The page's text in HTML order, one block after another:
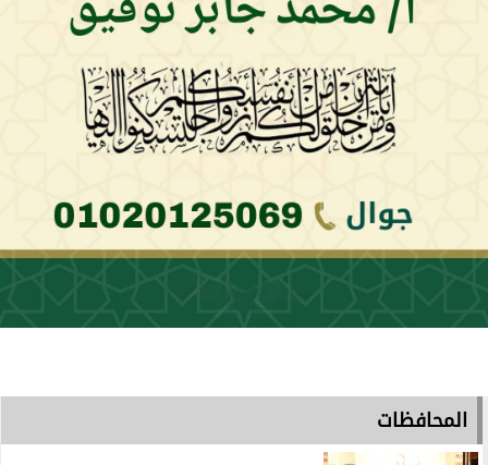
المحافظات